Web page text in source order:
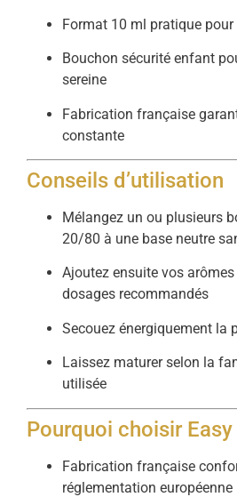
Format 10 ml pratique
Bouchon sécurité enfant
sereine
Fabrication française
constante
Conseils d’utilisation
Mélangez un ou plusieurs
20/80 à une base neutre
Ajoutez ensuite vos
dosages recommandés
Secouez énergiquement la
Laissez maturer selon la
utilisée
Pourquoi choisir
Fabrication française
réglementation européenne